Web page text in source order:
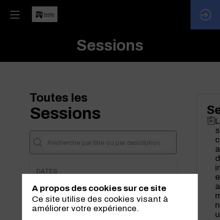
Sessions
Toutes les
Sessions
DATES
THÈMATIQUES
A propos des cookies sur ce site
Ce site utilise des cookies visant à
améliorer votre expérience.